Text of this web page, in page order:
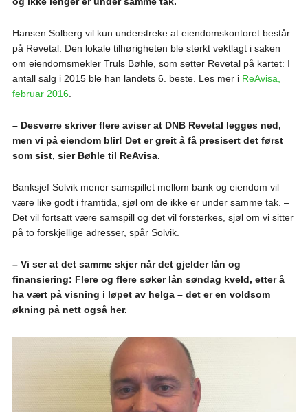
Hansen Solberg vil kun understreke at eiendomskontoret består
på Revetal. Den lokale tilhørigheten ble sterkt vektlagt i saken
om eiendomsmekler Truls Bøhle, som setter Revetal på kartet: I
antall salg i 2015 ble han landets 6. beste. Les mer i ReAvisa,
februar 2016.
– Desverre skriver flere aviser at DNB Revetal legges ned,
men vi på eiendom blir! Det er greit å få presisert det først
som sist, sier Bøhle til ReAvisa.
Banksjef Solvik mener samspillet mellom bank og eiendom vil
være like godt i framtida, sjøl om de ikke er under samme tak. –
Det vil fortsatt være samspill og det vil forsterkes, sjøl om vi sitter
på to forskjellige adresser, spår Solvik.
– Vi ser at det samme skjer når det gjelder lån og
finansiering: Flere og flere søker lån søndag kveld, etter å
ha vært på visning i løpet av helga – det er en voldsom
økning på nett også her.